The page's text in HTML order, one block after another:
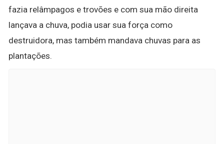
fazia relâmpagos e trovões e com sua mão direita
lançava a chuva, podia usar sua força como
destruidora, mas também mandava chuvas para as
plantações.